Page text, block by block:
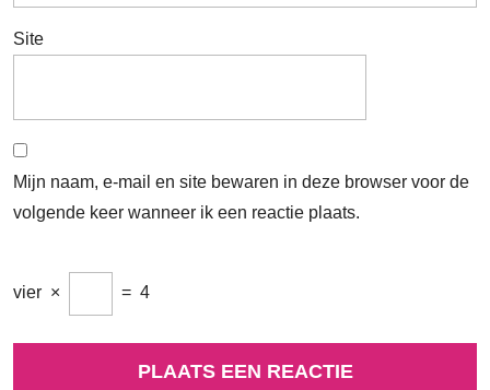
Site
Mijn naam, e-mail en site bewaren in deze browser voor de
volgende keer wanneer ik een reactie plaats.
vier × = 4